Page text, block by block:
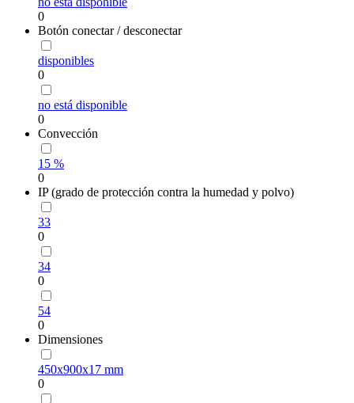
0
Botón conectar / desconectar
disponibles
0
no está disponible
0
Convección
15 %
0
IP (grado de protección contra la humedad y polvo)
33
0
34
0
54
0
Dimensiones
450х900х17 mm
0